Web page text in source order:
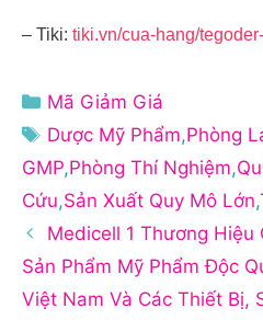
– Tiki: tiki.vn/cua-hang/
Danh
mục
Mã Giảm Giá
Thẻ
Dược Mỹ Phẩm,Phòng
GMP,Phòng Thí Nghiệm,
Cứu,Sản Xuất Quy Mô Lớn,
Medicell 1 Thương Hiệu
Sản Phẩm Mỹ Phẩm Độc
Việt Nam Và Các Thiết Bị,